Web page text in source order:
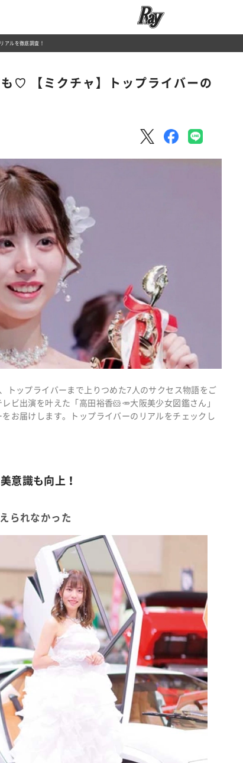
アルを徹底調査！
♡ 【ミクチャ】トップライバーの
トップライバーまで上りつめた7人のサクセス物語をご
ビ出演を叶えた「高田裕香🐹🥕大阪美少女図鑑さん」
お届けします。トップライバーのリアルをチェックし
意識も向上！
られなかった